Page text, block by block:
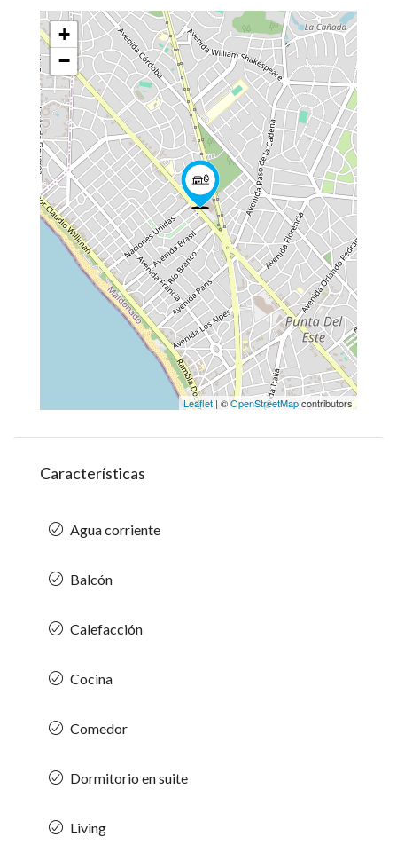
+
−
Leaflet | ©OpenStreetMapcontributors
Características
Agua corriente
Balcón
Calefacción
Cocina
Comedor
Dormitorio en suite
Living